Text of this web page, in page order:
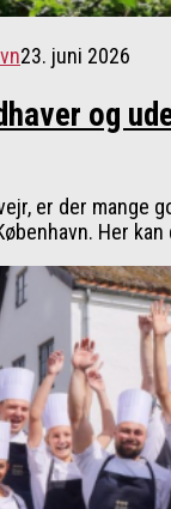
23. juni 2026
og
er der mange
Her kan